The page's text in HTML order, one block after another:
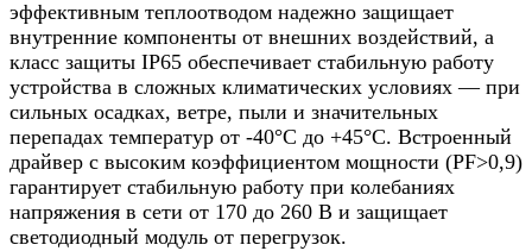
эффективным теплоотводом надежно защищает
внутренние компоненты от внешних воздействий, а
класс защиты IP65 обеспечивает стабильную работу
устройства в сложных климатических условиях — при
сильных осадках, ветре, пыли и значительных
перепадах температур от -40°C до +45°C. Встроенный
драйвер с высоким коэффициентом мощности (PF>0,9)
гарантирует стабильную работу при колебаниях
напряжения в сети от 170 до 260 В и защищает
светодиодный модуль от перегрузок.